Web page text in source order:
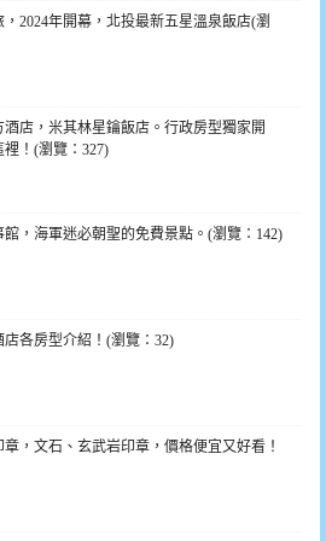
2024年開幕，北投最新五星溫泉飯店(瀏
酒店，米其林星鑰飯店。行政房型獨家開
裡！(瀏覽：327)
，海軍迷必朝聖的免費景點。(瀏覽：142)
店各房型介紹！(瀏覽：32)
，文石、玄武岩印章，價格便宜又好看！